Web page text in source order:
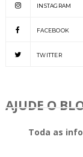
INSTAGRAM
FACEBOOK
TWITTER
AJUDE O
Toda as